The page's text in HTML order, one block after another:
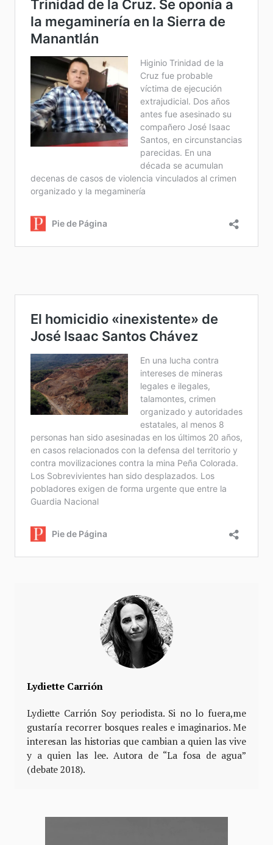
Lydiette Carrión
Lydiette Carrión Soy periodista. Si no lo fuera,me
gustaría recorrer bosques reales e imaginarios. Me
interesan las historias que cambian a quien las vive
y a quien las lee. Autora de “La fosa de agua”
(debate 2018).